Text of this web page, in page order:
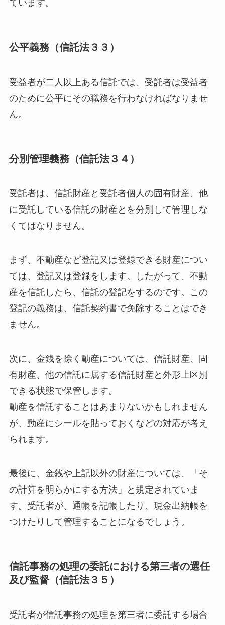
ています。
公平義務（信託法３３）
受益者が二人以上ある信託では、受託者は受益者
のために公平にその職務を行わなければなりませ
ん。
分別管理義務（信託法３４）
受託者は、信託財産と受託者個人の固有財産、他
に受託している信託の財産とを分別して管理しな
くてはなりません。
まず、不動産など登記又は登録できる財産につい
ては、登記又は登録をします。したがって、不動
産を信託したら、信託の登記をするのです。この
登記の義務は、信託契約書で免除することはでき
ません。
次に、金銭を除く動産については、信託財産、固
有財産、他の信託に属する信託財産と外形上区別
できる状態で保管します。
動産を信託することはあまりないかもしれません
が、動産にシールを貼っておくなどの対応が考え
られます。
最後に、金銭や上記以外の財産については、「そ
の計算を明らかにする方法」と規定されていま
す。受託者が、通帳を記帳したり、現金出納帳を
つけたりして管理することになるでしょう。
信託事務の処理の委託における第三者の選任
及び監督（信託法３５）
受託者が信託事務の処理を第三者に委託する場合